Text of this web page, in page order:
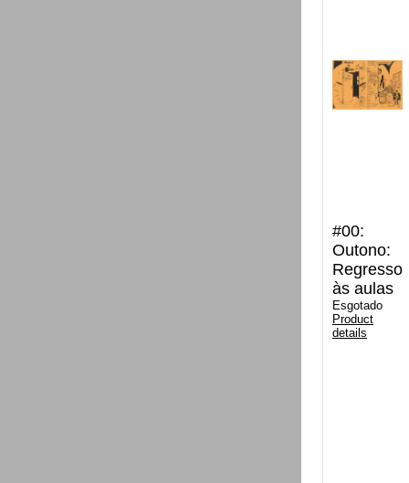
#00:
Outono:
Regresso
às aulas
Esgotado
Product
details